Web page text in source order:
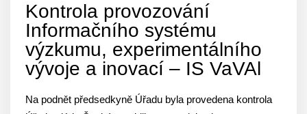
Kontrola provozování
Informačního systému
výzkumu, experimentálního
vývoje a inovací – IS VaVAl
Na podnět předsedkyně Úřadu byla provedena kontrola